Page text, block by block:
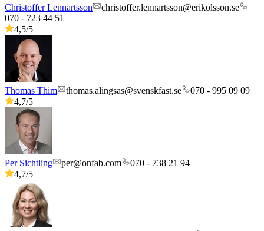
Christoffer Lennartsson
christoffer.lennartsson@erikolsson.se
070 - 723 44 51
4,5/5
Thomas Thim thomas.alingsas@svenskfast.se
070 - 995 09 09
4,7/5
Per Sichtling per@onfab.com
070 - 738 21 94
4,7/5